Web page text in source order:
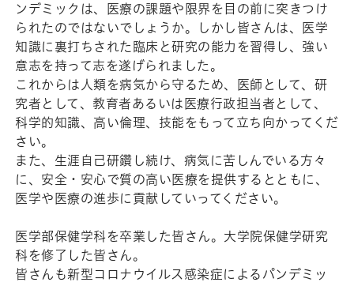
ンデミックは、医療の課題や限界を目の前に突きつけ
られたのではないでしょうか。しかし皆さんは、医学
知識に裏打ちされた臨床と研究の能力を習得し、強い
意志を持って志を遂げられました。
これからは人類を病気から守るため、医師として、研
究者として、教育者あるいは医療行政担当者として、
科学的知識、高い倫理、技能をもって立ち向かってくだ
さい。
また、生涯自己研鑽し続け、病気に苦しんでいる方々
に、安全・安心で質の高い医療を提供するとともに、
医学や医療の進歩に貢献していってください。
医学部保健学科を卒業した皆さん。大学院保健学研究
科を修了した皆さん。
皆さんも新型コロナウイルス感染症によるパンデミッ